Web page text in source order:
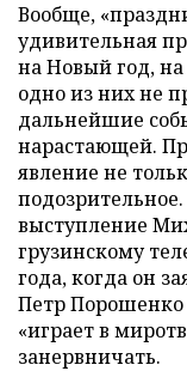
Вообще,
удивительная
на Новый год,
одно из них не
дальнейшие
нарастающей.
явление не
выступление
грузинскому
года, когда он
Петр Порошенко
«играет в
занервничать.